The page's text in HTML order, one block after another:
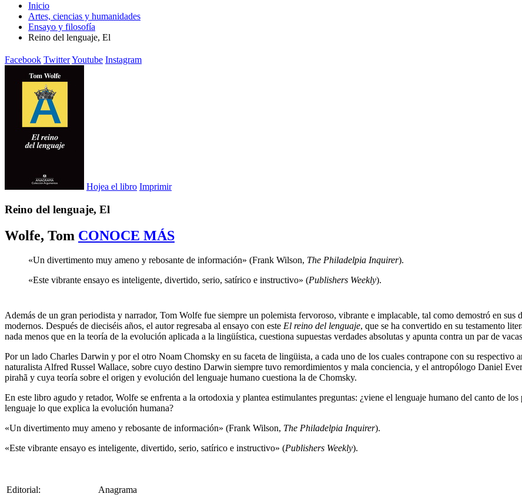
Inicio
Artes, ciencias y humanidades
Ensayo y filosofía
Reino del lenguaje, El
Facebook TwitterYoutube Instagram
Hojea el libro Imprimir
Reino del lenguaje, El
Wolfe, Tom CONOCE MÁS
«Un divertimento muy ameno y rebosante de información» (Frank Wilson, The Philadelpia Inquirer).
«Este vibrante ensayo es inteligente, divertido, serio, satírico e instructivo» (Publishers Weekly).
Además de un gran periodista y narrador, Tom Wolfe fue siempre un polemista fervoroso, vibrante e implacable, tal como demostró en
modernos. Después de dieciséis años, el autor regresaba al ensayo con este El reino del lenguaje, que se ha convertido en su testamento
nada menos que en la teoría de la evolución aplicada a la lingüística, cuestiona supuestas verdades absolutas y apunta contra un par de
Por un lado Charles Darwin y por el otro Noam Chomsky en su faceta de lingüista, a cada uno de los cuales contrapone con su respectivo
naturalista Alfred Russel Wallace, sobre cuyo destino Darwin siempre tuvo remordimientos y mala conciencia, y el antropólogo Daniel
pirahã y cuya teoría sobre el origen y evolución del lenguaje humano cuestiona la de Chomsky.
En este libro agudo y retador, Wolfe se enfrenta a la ortodoxia y plantea estimulantes preguntas: ¿viene el lenguaje humano del canto de
lenguaje lo que explica la evolución humana?
«Un divertimento muy ameno y rebosante de información» (Frank Wilson, The Philadelpia Inquirer).
«Este vibrante ensayo es inteligente, divertido, serio, satírico e instructivo» (Publishers Weekly).
Editorial:
Anagrama